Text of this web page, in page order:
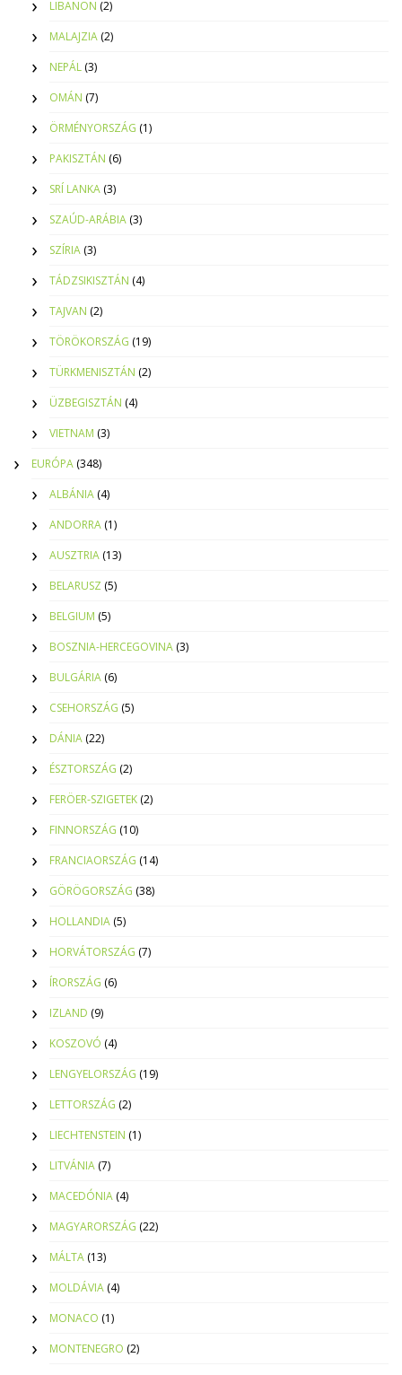
LIBANON (2)
MALAJZIA (2)
NEPÁL (3)
OMÁN (7)
ÖRMÉNYORSZÁG (1)
PAKISZTÁN (6)
SRÍ LANKA (3)
SZAÚD-ARÁBIA (3)
SZÍRIA (3)
TÁDZSIKISZTÁN (4)
TAJVAN (2)
TÖRÖKORSZÁG (19)
TÜRKMENISZTÁN (2)
ÜZBEGISZTÁN (4)
VIETNAM (3)
EURÓPA (348)
ALBÁNIA (4)
ANDORRA (1)
AUSZTRIA (13)
BELARUSZ (5)
BELGIUM (5)
BOSZNIA-HERCEGOVINA (3)
BULGÁRIA (6)
CSEHORSZÁG (5)
DÁNIA (22)
ÉSZTORSZÁG (2)
FERÖER-SZIGETEK (2)
FINNORSZÁG (10)
FRANCIAORSZÁG (14)
GÖRÖGORSZÁG (38)
HOLLANDIA (5)
HORVÁTORSZÁG (7)
ÍRORSZÁG (6)
IZLAND (9)
KOSZOVÓ (4)
LENGYELORSZÁG (19)
LETTORSZÁG (2)
LIECHTENSTEIN (1)
LITVÁNIA (7)
MACEDÓNIA (4)
MAGYARORSZÁG (22)
MÁLTA (13)
MOLDÁVIA (4)
MONACO (1)
MONTENEGRO (2)